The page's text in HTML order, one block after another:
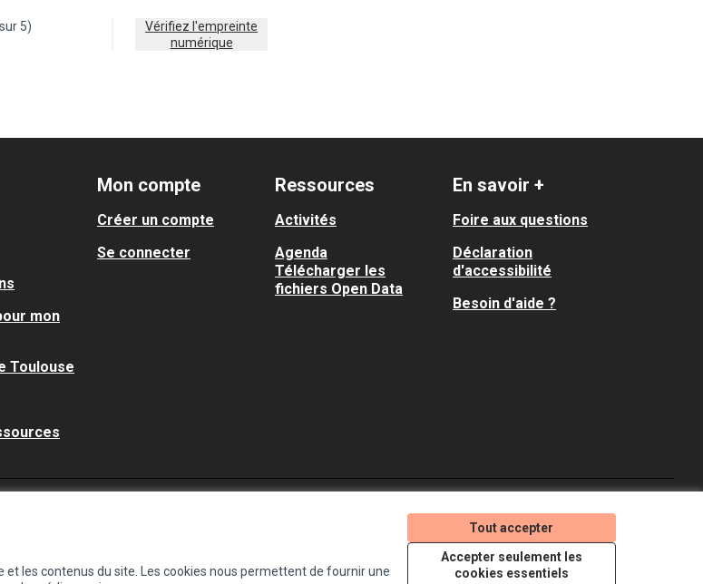
les contenus du site. Les cookies nous permettent de fournir une
Tout accepter
Accepter seulement les
cookies essentiels
5)
Vérifiez l'empreinte
numérique
mon
Toulouse
Mon compte
Créer un compte
Se connecter
Ressources
Activités
Agenda
Télécharger les
fichiers Open Data
En savoir +
Foire aux questions
Déclaration
d'accessibilité
Besoin d'aide ?
(Lien externe)
(Lien externe)
(Lien externe)